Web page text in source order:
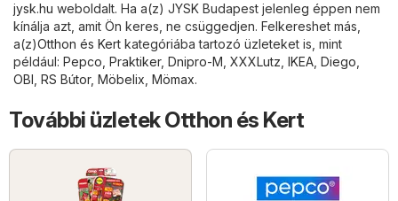
jysk.hu weboldalt. Ha a(z) JYSK Budapest jelenleg éppen nem
kínálja azt, amit Ön keres, ne csüggedjen. Felkereshet más,
a(z)Otthon és Kert kategóriába tartozó üzleteket is, mint
például: Pepco Praktiker, Dnipro-M XXXLutz IKEA Diego
OBI RS Bútor, Möbelix Mömax.
További üzletek Otthon és Kert